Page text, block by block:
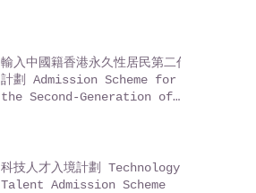
輸入中國籍香港永久性居民第二代
計劃 Admission Scheme for
the Second-Generation of
科技人才入境計劃 Technology
Talent Admission Scheme